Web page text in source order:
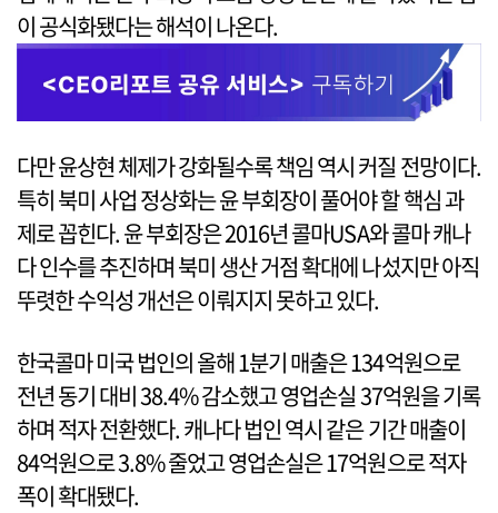
이 공식화됐다는 해석이 나온다.
다만 윤상현 체제가 강화될수록 책임 역시 커질 전망이다.
특히 북미 사업 정상화는 윤 부회장이 풀어야 할 핵심 과
제로 꼽힌다. 윤 부회장은 2016년 콜마USA와 콜마 캐나
다 인수를 추진하며 북미 생산 거점 확대에 나섰지만 아직
뚜렷한 수익성 개선은 이뤄지지 못하고 있다.
한국콜마 미국 법인의 올해 1분기 매출은 134억원으로
전년 동기 대비 38.4% 감소했고 영업손실 37억원을 기록
하며 적자 전환했다. 캐나다 법인 역시 같은 기간 매출이
84억원으로 3.8% 줄었고 영업손실은 17억원으로 적자
폭이 확대됐다.